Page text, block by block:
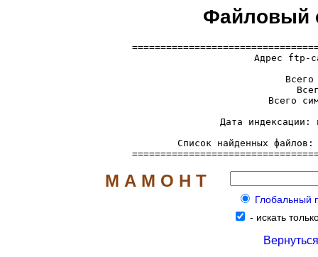
Файловый
Адрес ftp-
Всего
Всего
Дата индексации:
Список найденных
М А М О Н Т
Глобальный
- искать